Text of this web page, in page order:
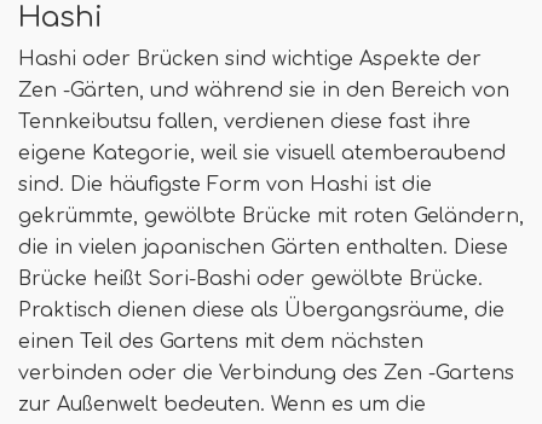
Hashi
Hashi oder Brücken sind wichtige Aspekte der
Zen -Gärten, und während sie in den Bereich von
Tennkeibutsu fallen, verdienen diese fast ihre
eigene Kategorie, weil sie visuell atemberaubend
sind. Die häufigste Form von Hashi ist die
gekrümmte, gewölbte Brücke mit roten Geländern,
die in vielen japanischen Gärten enthalten. Diese
Brücke heißt Sori-Bashi oder gewölbte Brücke.
Praktisch dienen diese als Übergangsräume, die
einen Teil des Gartens mit dem nächsten
verbinden oder die Verbindung des Zen -Gartens
zur Außenwelt bedeuten. Wenn es um die